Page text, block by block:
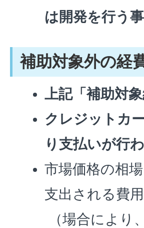
は開発を行う
補助対象外の経
上記「補助対
クレジットカ
り支払いが行
市場価格の相
支出される費用
（場合により